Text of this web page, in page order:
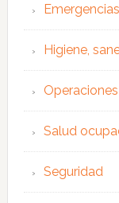
Emergencias
Higiene,
Operaciones
Salud
Seguridad